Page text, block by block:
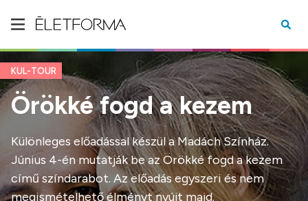
KUL-TOUR
Örökké fogd a kezem
Különleges előadással készül a Madách Színház.
Június 4-én mutatják be az Örökké fogd a kezem
című színdarabot. Az előadás egyszeri és nem
megismételhető élményt nyújt majd.